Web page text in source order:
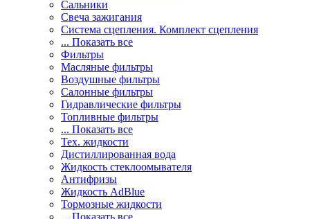
Сальники
Свеча зажигания
Система сцепления. Комплект сцепления
... Показать все
Фильтры
Масляные фильтры
Воздушные фильтры
Салонные фильтры
Гидравлические фильтры
Топливные фильтры
... Показать все
Тех. жидкости
Дистиллированная вода
Жидкость стеклоомывателя
Антифризы
Жидкость AdBlue
Тормозные жидкости
... Показать все